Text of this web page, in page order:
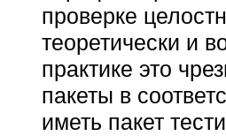
проверке
теоретически и
практике это
пакеты в
иметь пакет